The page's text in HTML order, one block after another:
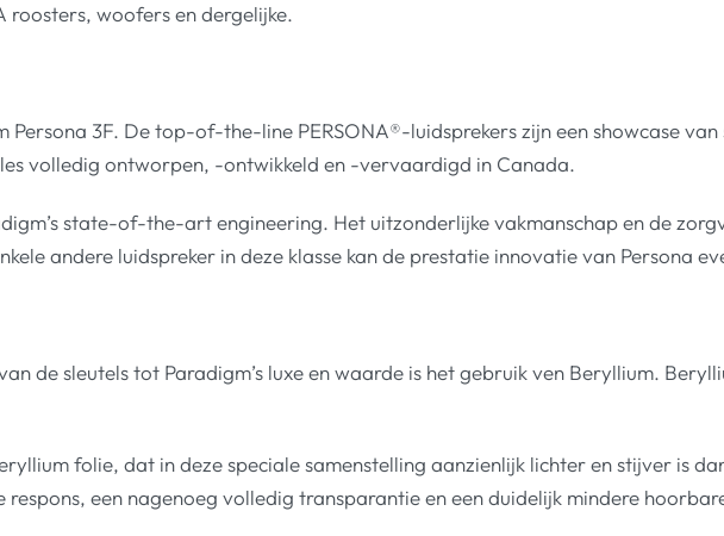
roosters, woofers en dergelijke.
3F. De top-of-the-line PERSONA®-luidsprekers zijn een showcase
volledig ontworpen, -ontwikkeld en -vervaardigd in Canada.
state-of-the-art engineering. Het uitzonderlijke vakmanschap en de
andere luidspreker in deze klasse kan de prestatie innovatie van Persona
de sleutels tot Paradigm’s luxe en waarde is het gebruik ven Beryllium.
folie, dat in deze speciale samenstelling aanzienlijk lichter en stijver is
een nagenoeg volledig transparantie en een duidelijk mindere